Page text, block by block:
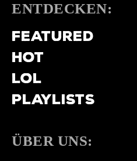
ENTDECKEN:
FEATURED
HOT
LOL
PLAYLISTS
ÜBER UNS: